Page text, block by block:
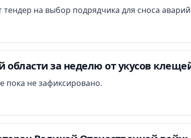
тендер на выбор подрядчика для сноса
за неделю от укусов
пока не зафиксировано.